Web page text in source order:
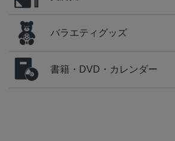
バラエティグッズ
書籍・DVD・カレンダー